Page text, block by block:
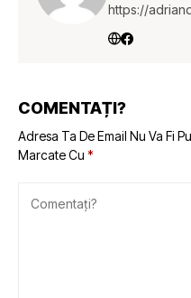
https://
COMENTAȚI?
Adresa Ta De Email Nu Va Fi
Marcate Cu *